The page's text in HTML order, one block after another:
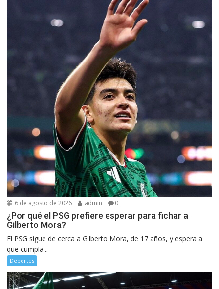
6 de agosto de 2026 admin 0
¿Por qué el PSG prefiere esperar para fichar a
Gilberto Mora?
El PSG sigue de cerca a Gilberto Mora, de 17 años, y espera a
que cumpla...
Deportes